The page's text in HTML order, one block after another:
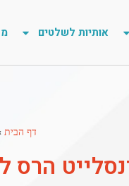
אותיות לשלטים
דף הבית